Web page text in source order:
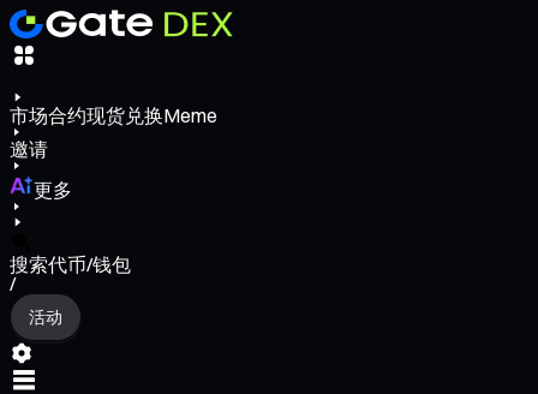
市场合约现货兑换Meme
邀请
更多
搜索代币/钱包
/
活动